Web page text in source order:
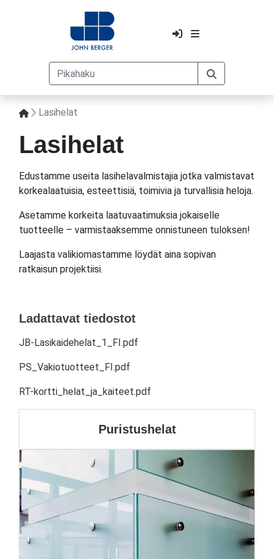
Lasihelat
Lasihelat
Edustamme useita lasihelavalmistajia jotka valmistavat
korkealaatuisia, esteettisiä, toimivia ja turvallisia heloja.
Asetamme korkeita laatuvaatimuksia jokaiselle
tuotteelle – varmistaaksemme onnistuneen tuloksen!
Laajasta valikiomastamme löydät aina sopivan
ratkaisun projektiisi.
Ladattavat tiedostot
JB-Lasikaidehelat_1_FI.pdf
PS_Vakiotuotteet_FI.pdf
RT-kortti_helat_ja_kaiteet.pdf
Puristushelat